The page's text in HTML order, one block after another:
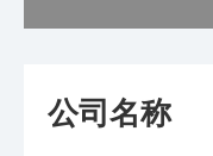
公司名称